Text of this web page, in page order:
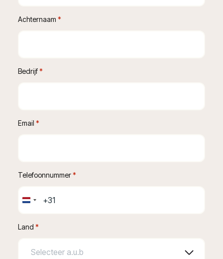
Achternaam *
Bedrijf *
Email *
Telefoonnummer *
Netherlands
Land *